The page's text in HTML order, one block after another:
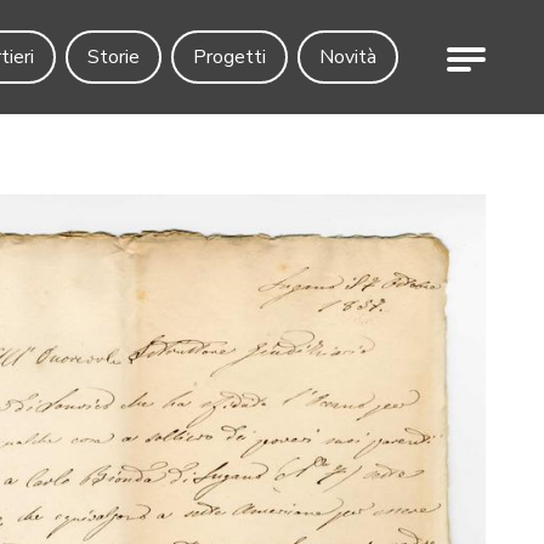
Storie Progetti Novità Menu